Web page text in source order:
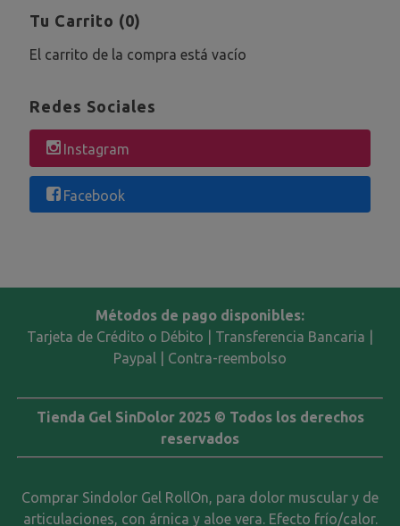
Tu Carrito (0)
El carrito de la compra está vacío
Redes Sociales
Instagram
Facebook
Métodos de pago disponibles:
Tarjeta de Crédito o Débito | Transferencia Bancaria |
Paypal | Contra-reembolso
Tienda Gel SinDolor 2025 © Todos los derechos
reservados
Comprar Sindolor Gel RollOn, para dolor muscular y de
articulaciones, con árnica y aloe vera. Efecto frío/calor.